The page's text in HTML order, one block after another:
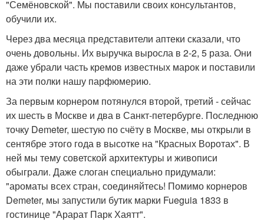
"Семёновской". Мы поставили своих консультантов,
обучили их.
Через два месяца представители аптеки сказали, что
очень довольны. Их выручка выросла в 2-2, 5 раза. Они
даже убрали часть кремов известных марок и поставили
на эти полки нашу парфюмерию.
За первым корнером потянулся второй, третий - сейчас
их шесть в Москве и два в Санкт-петербурге. Последнюю
точку Demeter, шестую по счёту в Москве, мы открыли в
сентябре этого года в высотке на "Красных Воротах". В
ней мы тему советской архитектуры и живописи
обыграли. Даже слоган специально придумали:
"ароматы всех стран, соединяйтесь! Помимо корнеров
Demeter, мы запустили бутик марки Fueguia 1833 в
гостинице "Арарат Парк Хаятт".